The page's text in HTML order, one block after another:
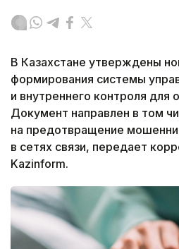
В Казахстане утверждены
формирования системы
и внутреннего контроля для
Документ направлен в том
на предотвращение
в сетях связи, передает
Kazinform.